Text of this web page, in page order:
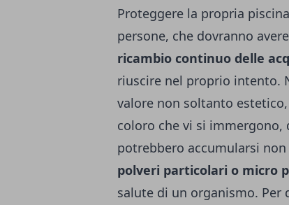
Proteggere la propria
persone, che dovranno
ricambio continuo delle
riuscire nel proprio intento.
valore non soltanto
coloro che vi si immergono,
potrebbero accumularsi
polveri particolari o micro
salute di un organismo.